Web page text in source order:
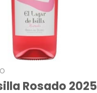
Rosado 2025